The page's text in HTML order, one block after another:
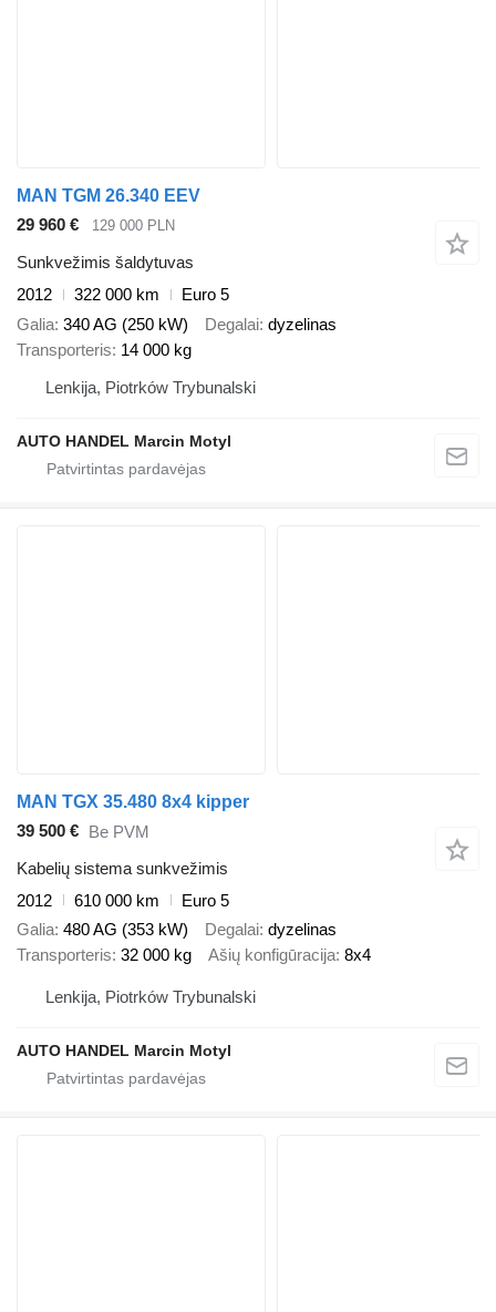
MAN TGM 26.340 EEV
29 960 €
129 000 PLN
Sunkvežimis šaldytuvas
2012
322 000 km
Euro 5
Galia 340 AG (250 kW) Degalai dyzelinas
Transporteris 14 000 kg
Lenkija, Piotrków Trybunalski
AUTO HANDEL Marcin Motyl
MAN TGX 35.480 8x4 kipper
39 500 € Be PVM
Kabelių sistema sunkvežimis
2012
610 000 km
Euro 5
Galia 480 AG (353 kW) Degalai dyzelinas
Transporteris 32 000 kg Ašių konfigūracija 8x4
Lenkija, Piotrków Trybunalski
AUTO HANDEL Marcin Motyl